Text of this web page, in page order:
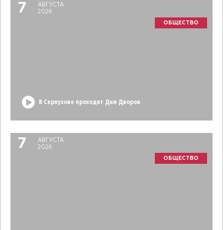
7
АВГУСТА
2026
ОБЩЕСТВО
В Серпухове проходят Дни Дворов
7
АВГУСТА
2026
ОБЩЕСТВО